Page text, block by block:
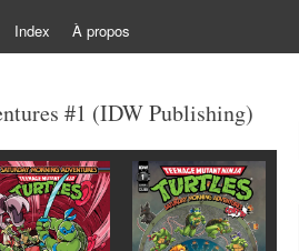
Index À propos
#1 (IDW Publishing)